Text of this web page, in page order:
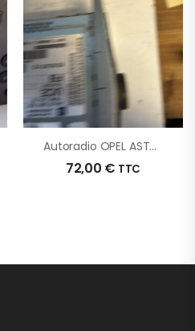
Autoradio OPEL ASTRA H GTC PHASE 2 D’origine – 2009 – Occasion
72,00 € TTC